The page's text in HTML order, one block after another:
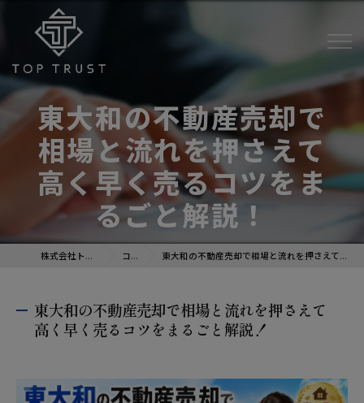
東大和の不動産売却で
相場と流れを押さえて
高く早く売るコツをま
るごと解説！
株式会社トップトラスト コラム 東大和の不動産売却で相場と流れを押さえて高く早く売るコツをまるごと解説！
東大和の不動産売却で相場と流れを押さえて
高く早く売るコツをまるごと解説！